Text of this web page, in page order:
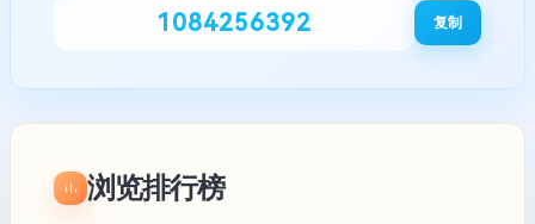
1084256392 复制
浏览排行榜